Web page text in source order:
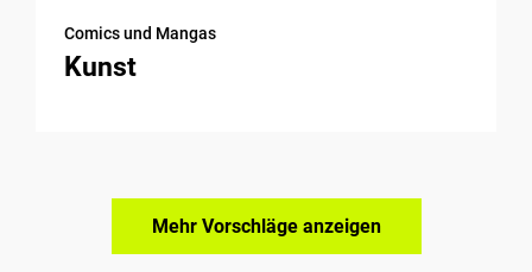
Comics und Mangas
Kunst
Mehr Vorschläge anzeigen